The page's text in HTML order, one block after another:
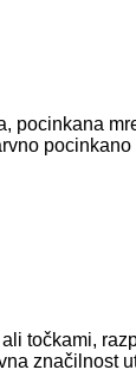
točkami,
značilnost